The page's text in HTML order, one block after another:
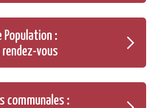
Population :
rendez-vous
communales :